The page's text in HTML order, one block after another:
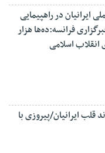
ایرانیان در راهپیمایی
فرانسه:ده‌ها هزار
انقلاب اسلامی
قلب ایرانیان/پیروزی با